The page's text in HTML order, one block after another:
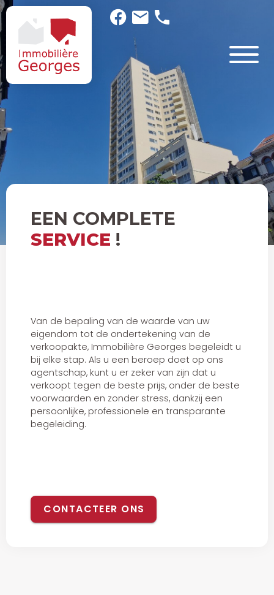
EEN COMPLETE
SERVICE !
Van de bepaling van de waarde van uw
eigendom tot de ondertekening van de
verkoopakte, Immobilière Georges begeleidt u
bij elke stap. Als u een beroep doet op ons
agentschap, kunt u er zeker van zijn dat u
verkoopt tegen de beste prijs, onder de beste
voorwaarden en zonder stress, dankzij een
persoonlijke, professionele en transparante
begeleiding.
CONTACTEER ONS